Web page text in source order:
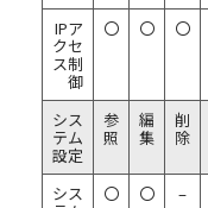
IPア
クセ
ス制
御
〇 〇 〇
シス
テム
設定
参
照
編
集
削
除
シス 〇 〇 –